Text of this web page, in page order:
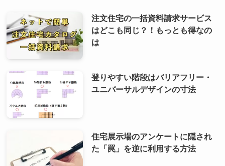
注文住宅の一括資料請求サービス
はどこも同じ？！もっとも得なの
は
登りやすい階段はバリアフリー・
ユニバーサルデザインの寸法
住宅展示場のアンケートに隠され
た「罠」を逆に利用する方法